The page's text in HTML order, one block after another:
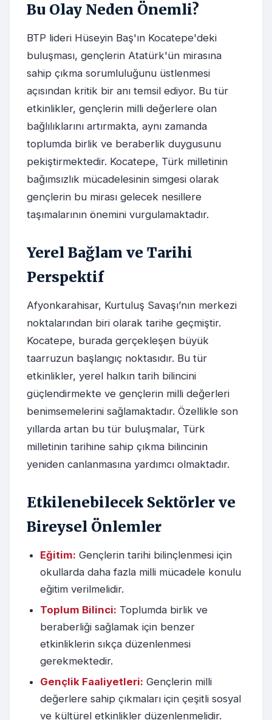
Bu Olay Neden Önemli?
BTP lideri Hüseyin Baş'ın Kocatepe'deki
buluşması, gençlerin Atatürk'ün mirasına
sahip çıkma sorumluluğunu üstlenmesi
açısından kritik bir anı temsil ediyor. Bu tür
etkinlikler, gençlerin milli değerlere olan
bağlılıklarını artırmakta, aynı zamanda
toplumda birlik ve beraberlik duygusunu
pekiştirmektedir. Kocatepe, Türk milletinin
bağımsızlık mücadelesinin simgesi olarak
gençlerin bu mirası gelecek nesillere
taşımalarının önemini vurgulamaktadır.
Yerel Bağlam ve Tarihi
Perspektif
Afyonkarahisar, Kurtuluş Savaşı’nın merkezi
noktalarından biri olarak tarihe geçmiştir.
Kocatepe, burada gerçekleşen büyük
taarruzun başlangıç noktasıdır. Bu tür
etkinlikler, yerel halkın tarih bilincini
güçlendirmekte ve gençlerin milli değerleri
benimsemelerini sağlamaktadır. Özellikle son
yıllarda artan bu tür buluşmalar, Türk
milletinin tarihine sahip çıkma bilincinin
yeniden canlanmasına yardımcı olmaktadır.
Etkilenebilecek Sektörler ve
Bireysel Önlemler
Eğitim: Gençlerin tarihi bilinçlenmesi için
okullarda daha fazla milli mücadele konulu
eğitim verilmelidir.
Toplum Bilinci: Toplumda birlik ve
beraberliği sağlamak için benzer
etkinliklerin sıkça düzenlenmesi
gerekmektedir.
Gençlik Faaliyetleri: Gençlerin milli
değerlere sahip çıkmaları için çeşitli sosyal
ve kültürel etkinlikler düzenlenmelidir.